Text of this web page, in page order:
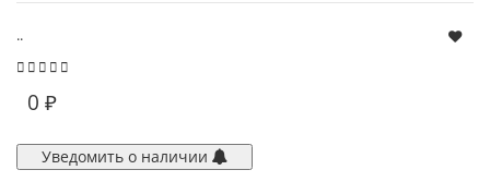
..
0 ₽
Уведомить о наличии